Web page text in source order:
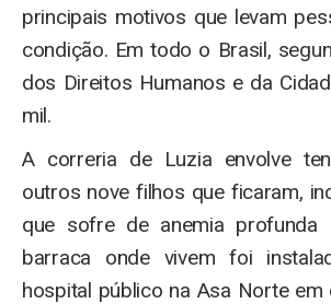
principais motivos que levam
condição. Em todo o Brasil,
dos Direitos Humanos e da
mil.
A correria de Luzia envolve
outros nove filhos que ficaram,
que sofre de anemia profunda
barraca onde vivem foi
hospital público na Asa Norte